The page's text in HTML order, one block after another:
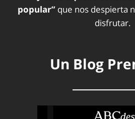
popular” que nos despierta
disfrutar.
Un Blog